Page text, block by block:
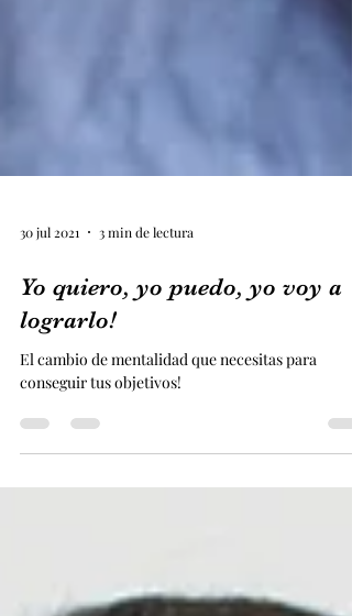
30 jul 2021 3 min de lectura
Yo quiero, yo puedo, yo voy a
lograrlo!
conseguir tus objetivos!